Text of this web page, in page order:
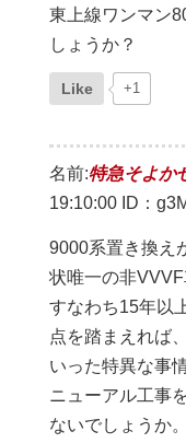
東上線ワンマン
しょうか？
Like +1
名前:特急そよか
19:10:00 ID：
9000系置き換え
状唯一の非
すなわち15年以
点を踏まえれば
いった特異な事
ニューアル工事
ないでしょうか。